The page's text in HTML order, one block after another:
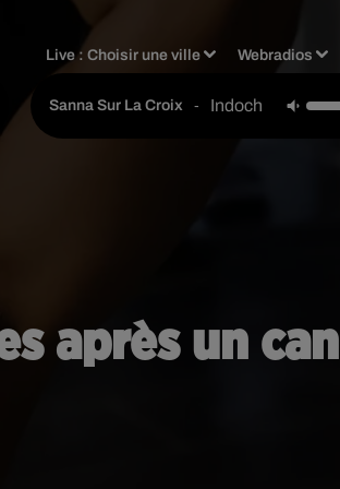
Live :Choisir une ville Webradios
Sanna Sur La Croix - Indochine
après un